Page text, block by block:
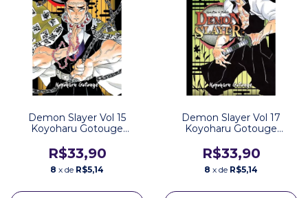
Demon Slayer Vol 15
Koyoharu Gotouge
R$33,90
8 x de R$5,14
Demon Slayer Vol 17
Koyoharu Gotouge
R$33,90
8 x de R$5,14